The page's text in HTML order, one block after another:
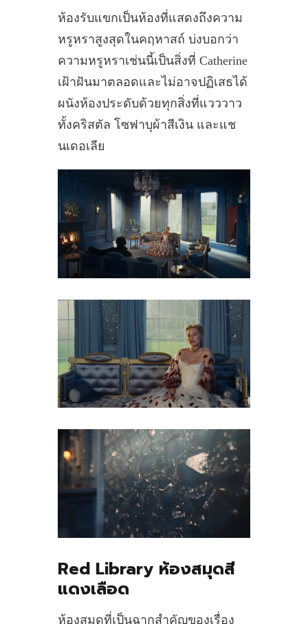
ห้องรับแขกเป็นห้องที่แสดงถึงความ
หรูหราสูงสุดในคฤหาสถ์ บ่งบอกว่า
ความหรูหราเช่นนี้เป็นสิ่งที่ Catherine
เฝ้าฝันมาตลอดและไม่อาจปฏิเสธได้
ผนังห้องประดับด้วยทุกสิ่งที่แวววาว
ทั้งคริสตัล โซฟาบุผ้าสีเงิน และแช
นเดอเลีย
Red Library ห้องสมุดสี
แดงเลือด
ห้องสมุดที่เป็นฉากสำคัญของเรื่อง